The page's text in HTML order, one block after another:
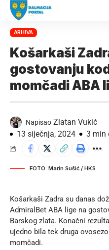
ARHIVA
Košarkaši
gostovanju
momčadi ABA
Napisao Zlatan Vukić
13 siječnja, 2024
3 min
FOTO: Marin Sušić / HKS
Košarkaši Zadra su danas
AdmiralBet ABA lige na
Barskog zlata. Konačni
ujedno bila tek druga
momčadi.